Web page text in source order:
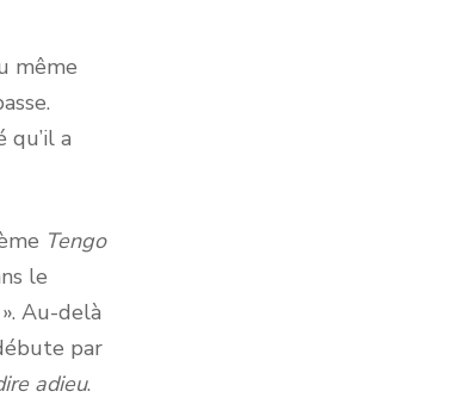
même
qu’il a
Tengo
le
Au-delà
par
adieu.